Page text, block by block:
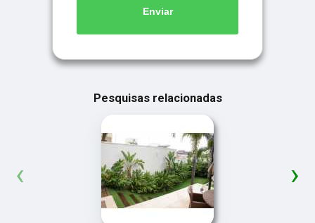
Enviar
Pesquisas relacionadas
‹ ›